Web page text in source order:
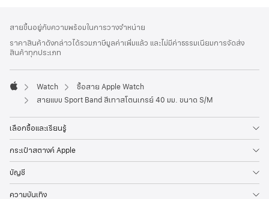
ส่วน
ท้าย
กระดาษ
เชิงอรรถ
สายขึ้นอยู่กับความพร้อมในการวางจำหน่าย
ราคาสินค้าดังกล่าวได้รวมภาษีมูลค่าเพิ่มแล้ว และไม่มีค่าธรรมเนียมการจัดส่ง
สินค้าทุกประเภท
Apple
Watch
ซื้อสาย Apple Watch
สายแบบ Sport Band สีเทาสโตนเกรย์ 40 มม. ขนาด S/M
เลือกซื้อและเรียนรู้
กระเป๋าสตางค์ Apple
บัญชี
ความบันเทิง